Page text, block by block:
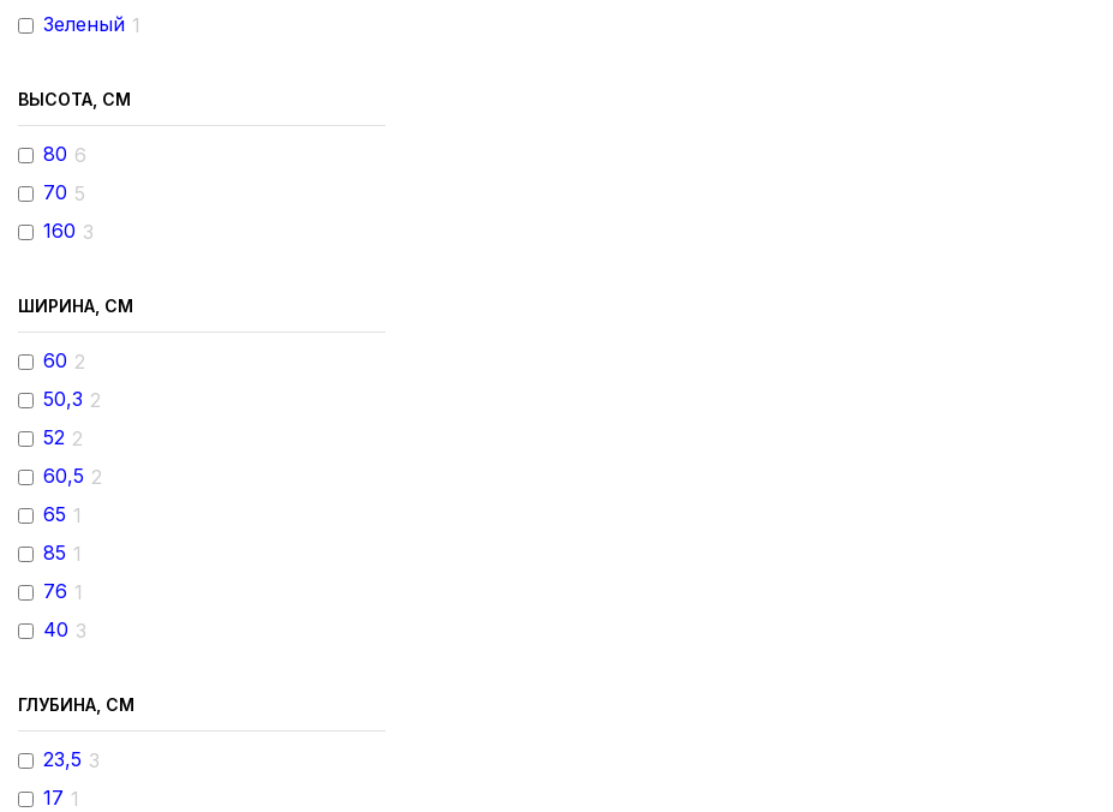
Зеленый 1
ВЫСОТА, СМ
80 6
70 5
160 3
ШИРИНА, СМ
60 2
50,3 2
52 2
60,5 2
65 1
85 1
76 1
40 3
ГЛУБИНА, СМ
23,5 3
17 1